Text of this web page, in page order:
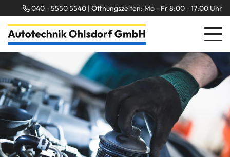
040 - 5550 5540 | Öffnungszeiten: Mo - Fr 8:00 - 17:00 Uhr